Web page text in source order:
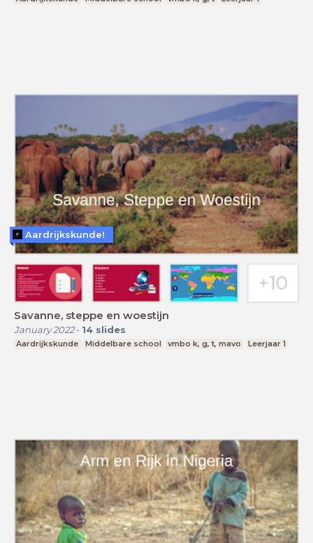
Savanne, steppe en woestijn
January 2022- 14 slides
Aardrijkskunde Middelbare school vmbo k, g, t, mavo Leerjaar 1
Aardrijkskunde!